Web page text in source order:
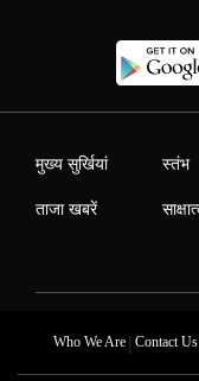
मुख्य सुर्खियां
ताजा खबरें
स्तंभ
Who We Are| Contact Us